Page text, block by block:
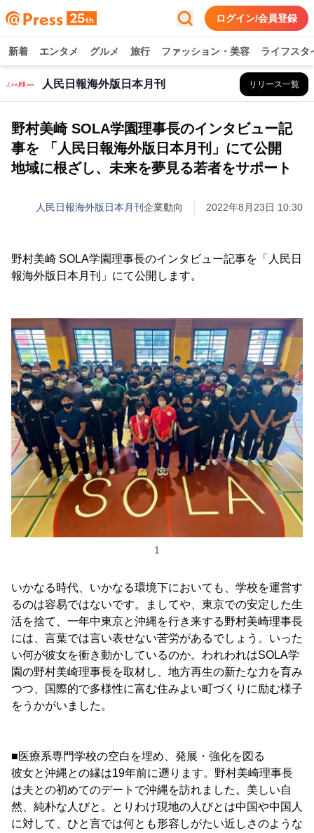
ログイン/会員登録
新着 エンタメ グルメ 旅行 ファッション・美容 ライフスタ
人民日報海外版日本月刊 リリース一覧
野村美崎 SOLA学園理事長のインタビュー記
事を 「人民日報海外版日本月刊」にて公開
地域に根ざし、未来を夢見る若者をサポート
人民日報海外版日本月刊 企業動向 2022年8月23日 10:30
野村美崎 SOLA学園理事長のインタビュー記事を「人民日
報海外版日本月刊」にて公開します。
1
いかなる時代、いかなる環境下においても、学校を運営す
るのは容易ではないです。ましてや、東京での安定した生
活を捨て、一年中東京と沖縄を行き来する野村美崎理事長
には、言葉では言い表せない苦労があるでしょう。いった
い何が彼女を衝き動かしているのか。われわれはSOLA学
園の野村美崎理事長を取材し、地方再生の新たな力を育み
つつ、国際的で多様性に富む住みよい町づくりに励む様子
をうかがいました。
■医療系専門学校の空白を埋め、発展・強化を図る
彼女と沖縄との縁は19年前に遡ります。野村美崎理事長
は夫との初めてのデートで沖縄を訪れました。美しい自
然、純朴な人びと。とりわけ現地の人びとは中国や中国人
に対して、ひと言では何とも形容しがたい近しさのような